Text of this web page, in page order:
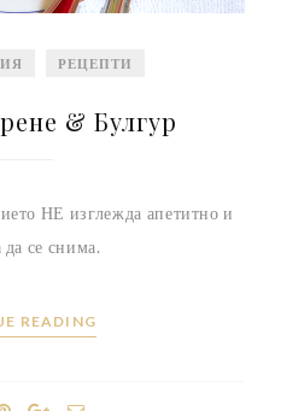
РЕЦЕПТИ
& Булгур
НЕ изглежда апетитно и
се снима.
READING